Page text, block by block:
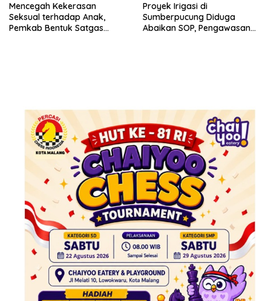
Mencegah Kekerasan
Seksual terhadap Anak,
Pemkab Bentuk Satgas
Proyek Irigasi di
Sumberpucung Diduga
Abaikan SOP, Pengawasan